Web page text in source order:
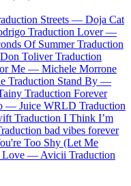
Streets — Doja Cat
Traduction Lover —
Of Summer Traduction
Don Toliver Traduction
Me — Michele Morrone
Traduction Stand By —
Traduction Forever
— Juice WRLD Traduction
Traduction I Think I’m
bad vibes forever
Too Shy (Let Me
Love — Avicii Traduction